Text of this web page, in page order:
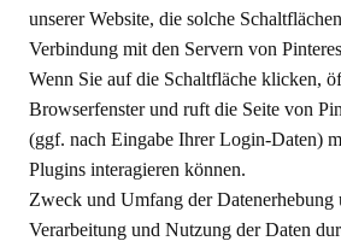
unserer Website, die solche
Verbindung mit den Servern von
Wenn Sie auf die Schaltfläche klicken,
Browserfenster und ruft die Seite von
(ggf. nach Eingabe Ihrer Login-Daten)
Plugins interagieren können.
Zweck und Umfang der Datenerhebung
Verarbeitung und Nutzung der Daten